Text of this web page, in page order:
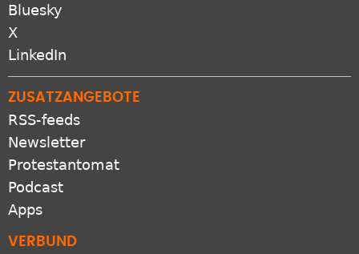
Bluesky
X
LinkedIn
ZUSATZANGEBOTE
RSS-feeds
Newsletter
Protestantomat
Podcast
Apps
VERBUND